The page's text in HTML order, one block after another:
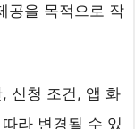
공을 목적으로 작
신청 조건, 앱 화
라 변경될 수 있